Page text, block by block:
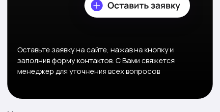
Оставьте заявку на сайте, нажав на кнопку и
заполнив форму контактов. С Вами свяжется
менеджер для уточнения всех вопросов